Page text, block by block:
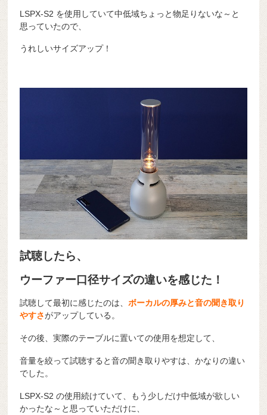
LSPX-S2 を使用していて中低域ちょっと物足りないな～と
思っていたので、
うれしいサイズアップ！
試聴したら、
ウーファー口径サイズの違いを感じた！
試聴して最初に感じたのは、ボーカルの厚みと音の聞き取り
やすさがアップしている。
その後、実際のテーブルに置いての使用を想定して、
音量を絞って試聴すると音の聞き取りやすは、かなりの違い
でした。
LSPX-S2 の使用続けていて、もう少しだけ中低域が欲しい
かったな～と思っていただけに、